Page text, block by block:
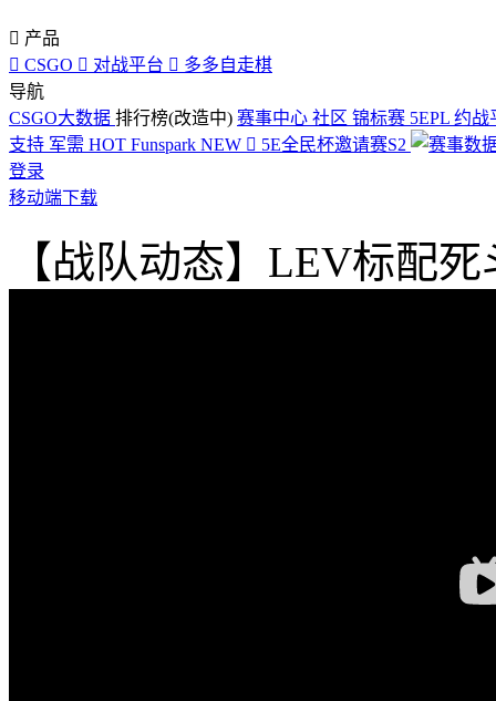
 产品
 CSGO  对战平台  多多自走棋
导航
CSGO大数据 排行榜(改造中) 赛事中心 社区 锦标赛 5EPL 约战
支持 军需 HOT Funspark NEW  5E全民杯邀请赛S2
登录
移动端下载
【战队动态】LEV标配